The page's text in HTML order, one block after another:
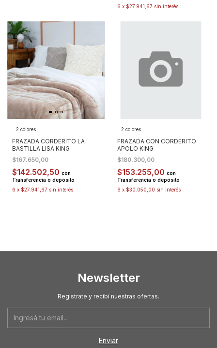
6 x $27.941,67 sin interés
2 colores
FRAZADA CORDERITO LA
BASTILLA LISA KING
$167.650,00
$142.502,50 con
Transferencia o depósito
6 x $27.941,67 sin interés
2 colores
FRAZADA CON CORDERITO
APOLO KING
$180.300,00
$153.255,00 con
Transferencia o depósito
6 x $30.050,00 sin interés
Newsletter
Registrate y recibí nuestras ofertas.